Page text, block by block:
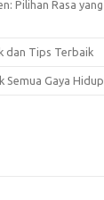
Pilihan Rasa yang
dan Tips Terbaik
Semua Gaya Hidup